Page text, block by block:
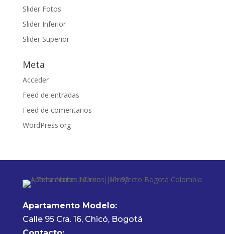
Slider Fotos
Slider Inferior
Slider Superior
Meta
Acceder
Feed de entradas
Feed de comentarios
WordPress.org
Apartamento Modelo:
Calle 95 Cra. 16, Chicó, Bogotá